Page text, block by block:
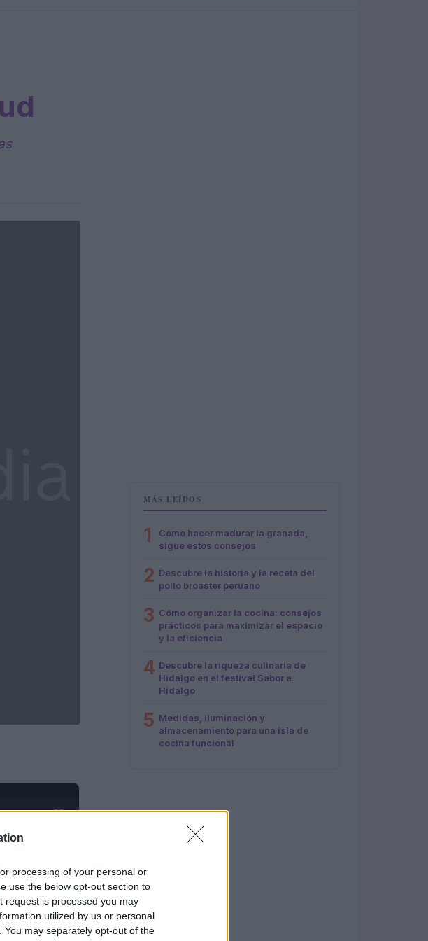
processing of your personal or
use the below opt-out section to
request is processed you may
utilized by us or personal
may separately opt-out of the
Media
MÁS LEÍDOS
1
Cómo hacer madurar la granada,
sigue estos consejos
2 Descubre la historia y la receta del
pollo broaster peruano
3 Cómo organizar la cocina: consejos
prácticos para maximizar el espacio
y la eficiencia
4 Descubre la riqueza culinaria de
Hidalgo en el festival Sabor a
Hidalgo
5 Medidas, iluminación y
almacenamiento para una isla de
cocina funcional